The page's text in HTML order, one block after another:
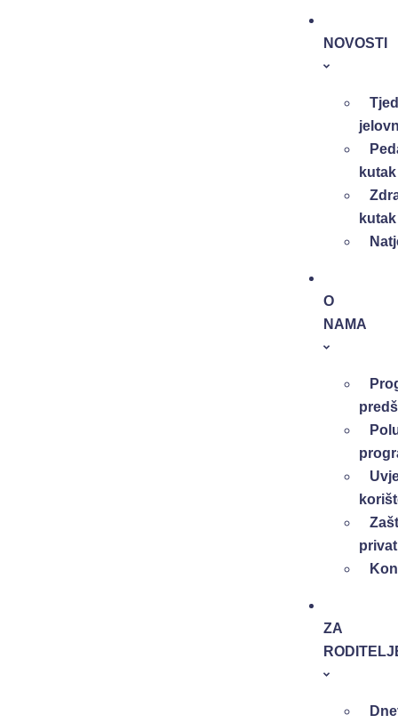
NOVOSTI
kutak
kutak
O
NAMA
ZA